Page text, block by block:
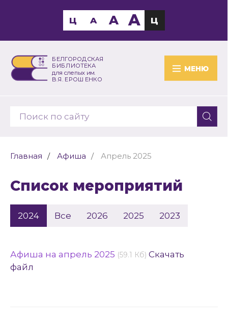
БЕЛГОРОДСКАЯ
БИБЛИОТЕКА
для слепых им.
В.Я. ЕРОШЕНКО
МЕНЮ
Ц A A A Ц
Главная Афиша Апрель 2025
Список мероприятий
Все 2026 2025
2024 2023
Афиша на апрель 2025 (59.1 Кб) Скачать
файл